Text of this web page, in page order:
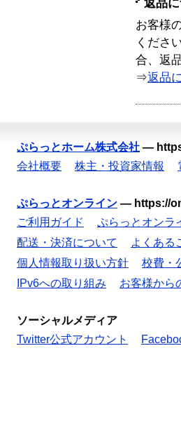
返品
お客様
くださ
合、返
⇒返品
ぷらっとホーム株式会社 —
会社概要
株主・投資家情報
ぷらっとオンライン — https://
ご利用ガイド
ぷらっとオンラ
配送・決済について
よくある
個人情報取り扱い方針
校費・
IPv6への取り組み
お客様から
ソーシャルメディア
Twitter公式アカウント